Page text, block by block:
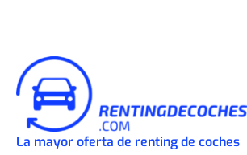
La mayor oferta de renting de coches